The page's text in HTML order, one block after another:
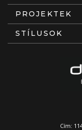
PROJEKTEK
STÍLUSOK
Cím: